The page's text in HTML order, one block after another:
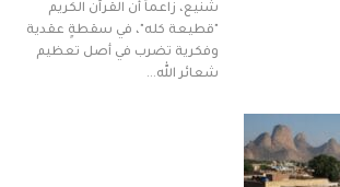
شنيع، زاعماً أن القرآن الكريم
"قطيعة كله"، في سقطةٍ عقدية
وفكرية تضرب في أصل تعظيم
شعائر الله…